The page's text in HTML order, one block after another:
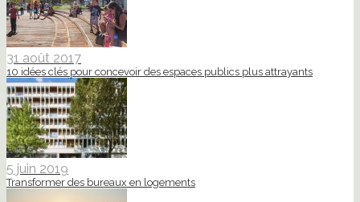
31 août 2017
10 idées clés pour concevoir des espaces publics plus attrayants
5 juin 2019
Transformer des bureaux en logements